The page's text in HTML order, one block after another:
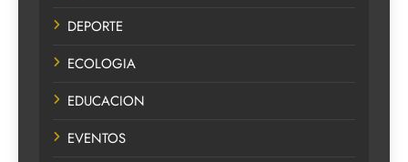
DEPORTE
ECOLOGIA
EDUCACION
EVENTOS